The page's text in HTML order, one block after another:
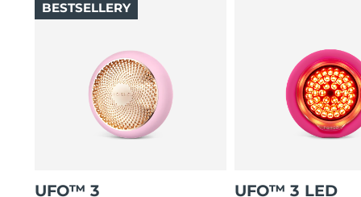
UFO™ 3
BESTSELLERY
UFO™ 3 LED